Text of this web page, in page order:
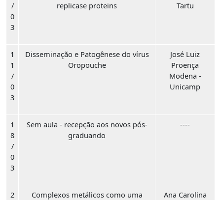
/
0
3
replicase proteins
Tartu
1
1
/
0
3
Disseminação e Patogênese do vírus
Oropouche
José Luiz
Proença
Modena -
Unicamp
1
8
/
0
3
Sem aula - recepção aos novos pós-
graduando
----
2
Complexos metálicos como uma
Ana Carolina